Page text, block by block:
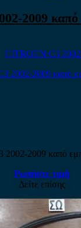
2009 καπό
CITROEN C3
2002-2009 καπό
Ρωτήστε τιμή
Δείτε επίσης